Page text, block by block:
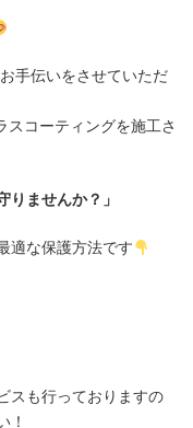
手伝いをさせていただ
スコーティングを施工さ
りませんか？」
適な保護方法です
スも行っておりますの
！